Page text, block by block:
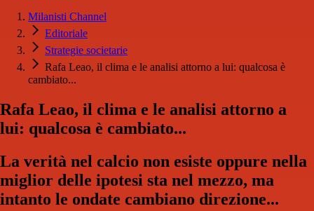
Milanisti Channel
Editoriale
Strategie societarie
Rafa Leao, il clima e le analisi attorno a lui: qualcosa è
cambiato...
Rafa Leao, il clima e le analisi attorno a
lui: qualcosa è cambiato...
La verità nel calcio non esiste oppure nella
miglior delle ipotesi sta nel mezzo, ma
intanto le ondate cambiano direzione...